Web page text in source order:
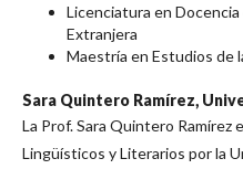
Licenciatura en
Extranjera
Maestría en Estudios de
Sara Quintero Ramírez,
La Prof. Sara Quintero Ramírez
Lingüísticos y Literarios por la